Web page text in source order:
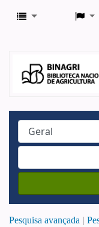
Pesquisa avançada